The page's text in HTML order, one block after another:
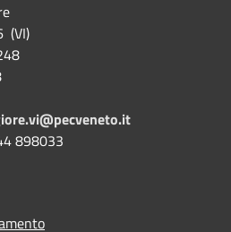
(VI)
898033